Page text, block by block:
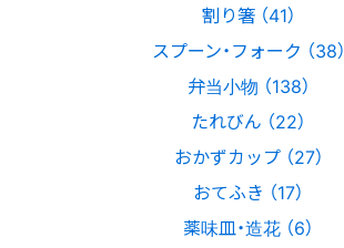
割り箸 （41）
スプーン・フォーク （38）
弁当小物 （138）
たれびん （22）
おかずカップ （27）
おてふき （17）
薬味皿・造花 （6）